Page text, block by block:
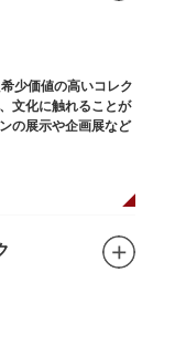
少価値の高いコレク
文化に触れることが
の展示や企画展など